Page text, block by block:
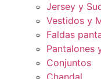
Jersey y
Vestidos y
Faldas
Pantalones
Conjuntos